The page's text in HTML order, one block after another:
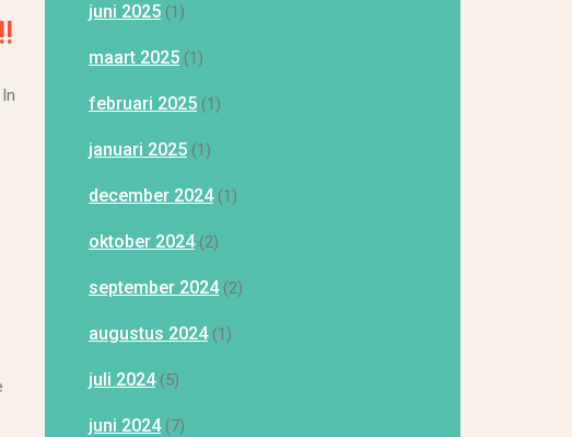
juni 2025 (1)
maart 2025 (1)
februari 2025 (1)
januari 2025 (1)
december 2024(1)
oktober 2024(2)
september 2024(2)
augustus 2024(1)
juli 2024(5)
juni 2024(7)